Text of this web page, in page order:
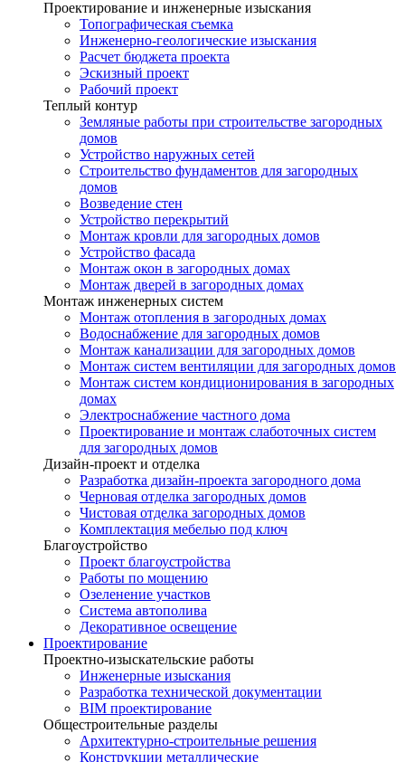
Проектирование и инженерные изыскания
Топографическая съемка
Инженерно-геологические изыскания
Расчет бюджета проекта
Эскизный проект
Рабочий проект
Теплый контур
Земляные работы при строительстве загородных
домов
Устройство наружных сетей
Строительство фундаментов для загородных
домов
Возведение стен
Устройство перекрытий
Монтаж кровли для загородных домов
Устройство фасада
Монтаж окон в загородных домах
Монтаж дверей в загородных домах
Монтаж инженерных систем
Монтаж отопления в загородных домах
Водоснабжение для загородных домов
Монтаж канализации для загородных домов
Монтаж систем вентиляции для загородных домов
Монтаж систем кондиционирования в загородных
домах
Электроснабжение частного дома
Проектирование и монтаж слаботочных систем
для загородных домов
Дизайн-проект и отделка
Разработка дизайн-проекта загородного дома
Черновая отделка загородных домов
Чистовая отделка загородных домов
Комплектация мебелью под ключ
Благоустройство
Проект благоустройства
Работы по мощению
Озеленение участков
Система автополива
Декоративное освещение
Проектирование
Проектно-изыскательские работы
Инженерные изыскания
Разработка технической документации
BIM проектирование
Общестроительные разделы
Архитектурно-строительные решения
Конструкции металлические